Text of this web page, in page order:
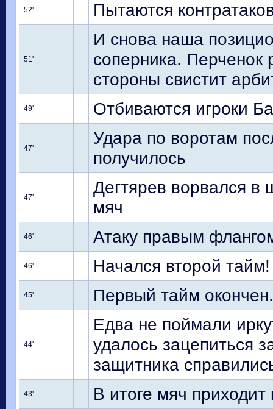
52' Пытаются
51'
И снова наша
соперника. Перченок
стороны свистит
49' Отбиваются игроки
47'
Удара по воротам
получилось
47'
Дегтярев ворвался
мяч
46' Атаку правым
46' Начался второй тайм!
45' Первый тайм окончен.
44'
Едва не поймали
удалось зацепиться
защитника
43' В итоге мяч приходит